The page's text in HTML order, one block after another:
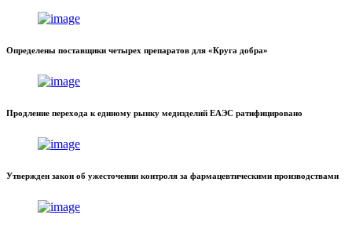
Определены поставщики четырех препаратов для «Круга добра»
Продление перехода к единому рынку медизделий ЕАЭС ратифицировано
Утвержден закон об ужесточении контроля за фармацевтическими производствами